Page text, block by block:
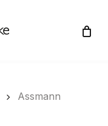
Close
Assmann